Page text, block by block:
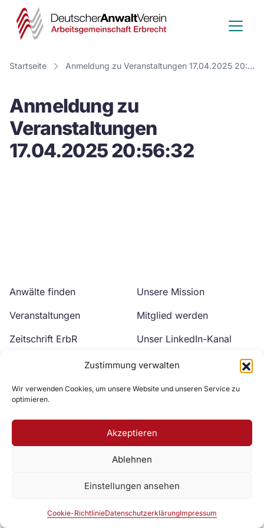
Zustimmung verwalten
Wir verwenden Cookies, um unsere Website und unseren Service zu
optimieren.
Akzeptieren
Ablehnen
Einstellungen ansehen
Cookie-RichtlinieDatenschutzerklärungImpressum
Deutscher
Anwalt
Verein
Startseite Anmeldung zu Veranstaltungen 17.04.2025 20:56:32
Anmeldung zu
Veranstaltungen
17.04.2025 20:56:32
Anwälte finden
Veranstaltungen
Zeitschrift ErbR
Unsere Mission
Mitglied werden
Unser LinkedIn-Kanal
Unser YouTube-Kanal
Zur DAV Webseite